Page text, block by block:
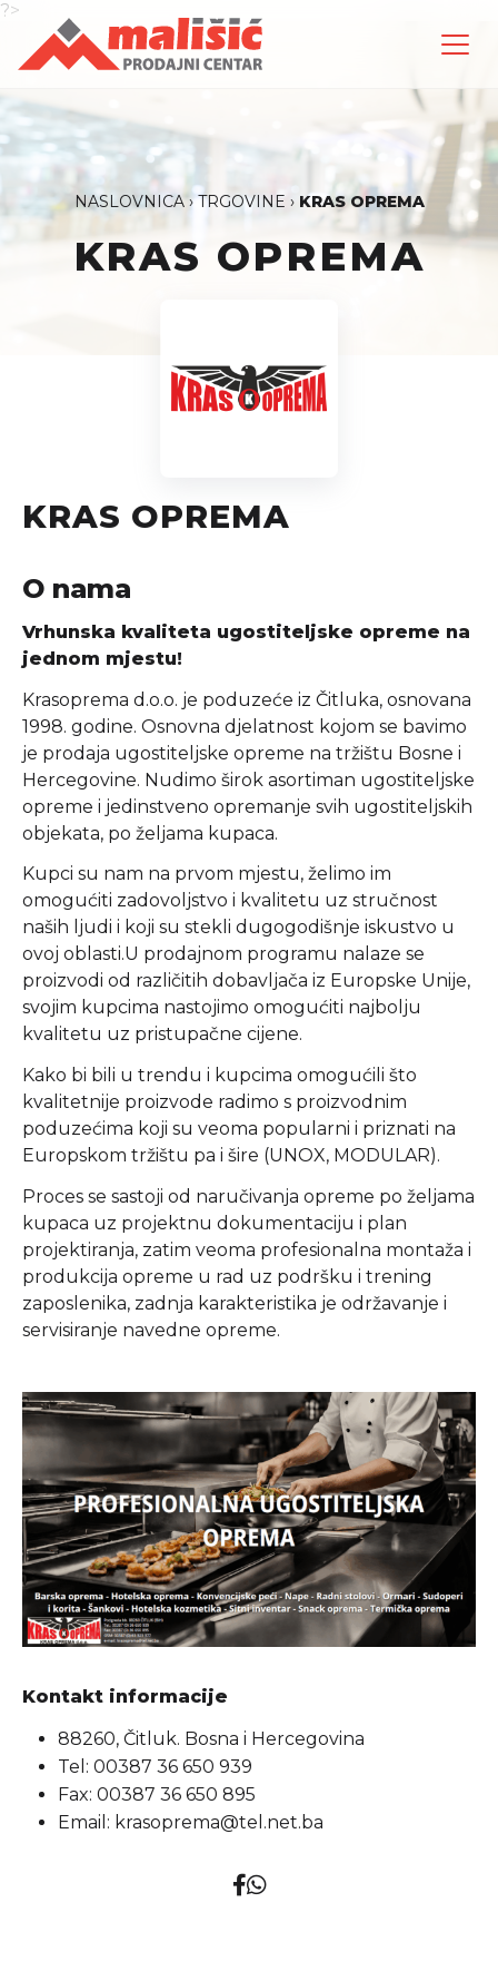
?>
NASLOVNICA›TRGOVINE › KRAS OPREMA
KRAS OPREMA
KRAS OPREMA
O nama
Vrhunska kvaliteta ugostiteljske opreme na
jednom mjestu!
Krasoprema d.o.o. je poduzeće iz Čitluka, osnovana
1998. godine. Osnovna djelatnost kojom se bavimo
je prodaja ugostiteljske opreme na tržištu Bosne i
Hercegovine. Nudimo širok asortiman ugostiteljske
opreme i jedinstveno opremanje svih ugostiteljskih
objekata, po željama kupaca.
Kupci su nam na prvom mjestu, želimo im
omogućiti zadovoljstvo i kvalitetu uz stručnost
naših ljudi i koji su stekli dugogodišnje iskustvo u
ovoj oblasti.U prodajnom programu nalaze se
proizvodi od različitih dobavljača iz Europske Unije,
svojim kupcima nastojimo omogućiti najbolju
kvalitetu uz pristupačne cijene.
Kako bi bili u trendu i kupcima omogućili što
kvalitetnije proizvode radimo s proizvodnim
poduzećima koji su veoma popularni i priznati na
Europskom tržištu pa i šire (UNOX, MODULAR).
Proces se sastoji od naručivanja opreme po željama
kupaca uz projektnu dokumentaciju i plan
projektiranja, zatim veoma profesionalna montaža i
produkcija opreme u rad uz podršku i trening
zaposlenika, zadnja karakteristika je održavanje i
servisiranje navedne opreme.
Kontakt informacije
88260, Čitluk. Bosna i Hercegovina
Tel: 00387 36 650 939
Fax: 00387 36 650 895
Email: krasoprema@tel.net.ba